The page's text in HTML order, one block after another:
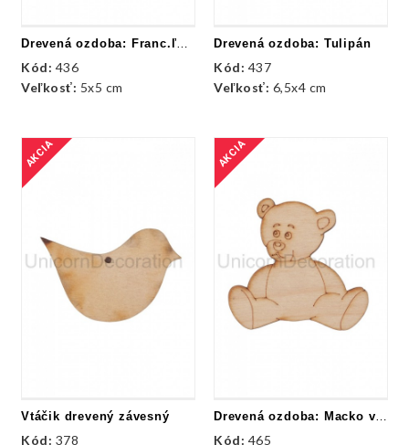
Drevená ozdoba: Franc.ľalia
Kód: 436
Veľkosť: 5x5 cm
Drevená ozdoba: Tulipán
Kód: 437
Veľkosť: 6,5x4 cm
AKCIA
Vtáčik drevený závesný
Kód: 378
AKCIA
Drevená ozdoba: Macko veľký
Kód: 465